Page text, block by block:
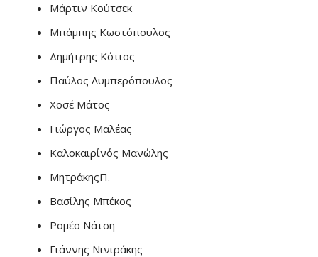
Μάρτιν Κούτσεκ
Μπάμπης Κωστόπουλος
Δημήτρης Κότιος
Παύλος Λυμπερόπουλος
Χοσέ Μάτος
Γιώργος Μαλέας
Καλοκαιρίνός Μανώλης
ΜητράκηςΠ.
Βασίλης Μπέκος
Ρομέο Νάτση
Γιάννης Νινιράκης